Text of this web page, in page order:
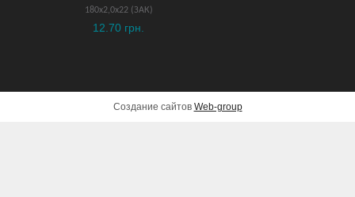
180х2,0х22 (ЗАК)
12.70 грн.
Создание сайтов Web-group